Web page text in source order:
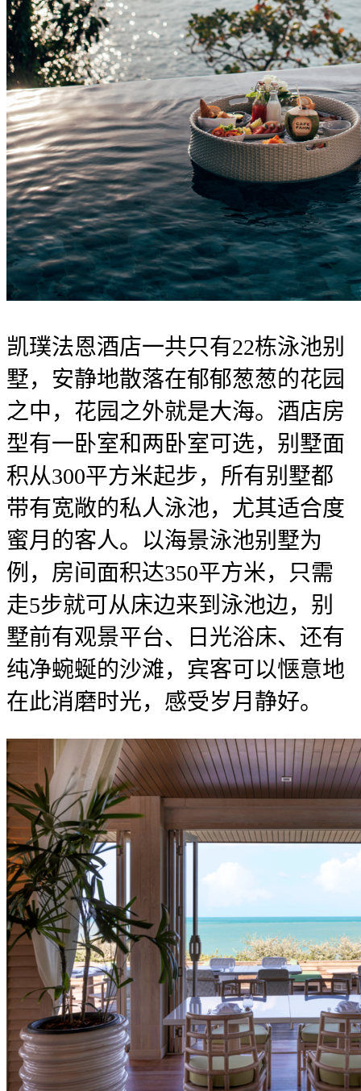
凯璞法恩酒店一共只有22栋泳池别
墅，安静地散落在郁郁葱葱的花园
之中，花园之外就是大海。酒店房
型有一卧室和两卧室可选，别墅面
积从300平方米起步，所有别墅都
带有宽敞的私人泳池，尤其适合度
蜜月的客人。以海景泳池别墅为
例，房间面积达350平方米，只需
走5步就可从床边来到泳池边，别
墅前有观景平台、日光浴床、还有
纯净蜿蜒的沙滩，宾客可以惬意地
在此消磨时光，感受岁月静好。